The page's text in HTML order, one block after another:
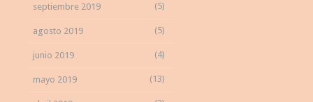
septiembre 2019 (5)
agosto 2019 (5)
junio 2019 (4)
mayo 2019 (13)